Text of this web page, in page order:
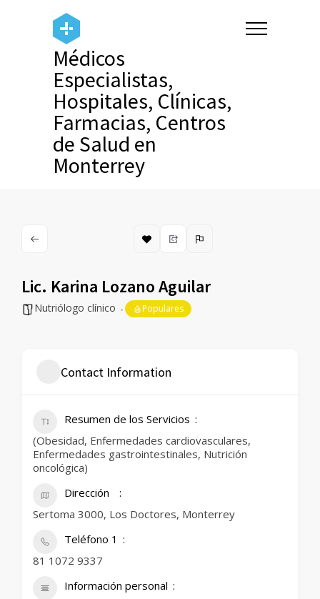
Médicos
Especialistas,
Hospitales, Clínicas,
Farmacias, Centros
de Salud en
Monterrey
Lic. Karina Lozano Aguilar
Nutriólogo clínico Populares
Contact Information
Resumen de los Servicios
(Obesidad, Enfermedades cardiovasculares,
Enfermedades gastrointestinales, Nutrición
oncológica)
Dirección
Sertoma 3000, Los Doctores, Monterrey
Teléfono 1
81 1072 9337
Información personal